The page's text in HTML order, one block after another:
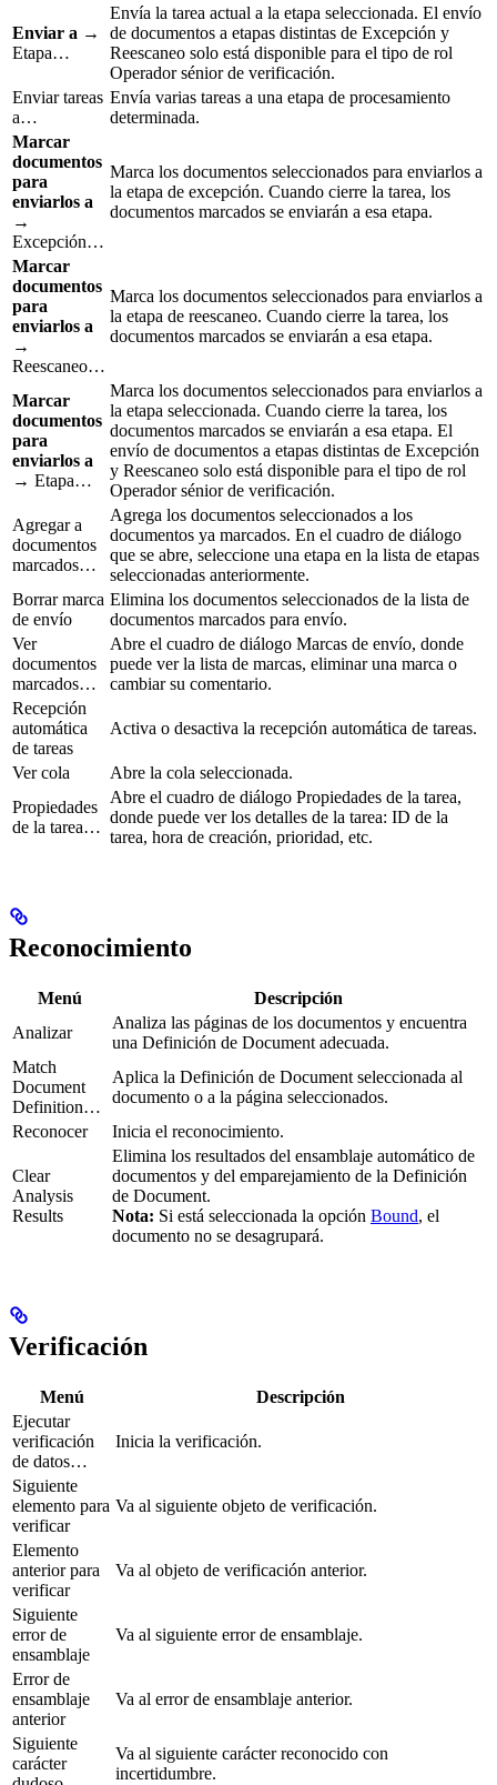
Enviar a →
Etapa…
Envía la tarea actual a la etapa seleccionada. El envío
de documentos a etapas distintas de Excepción y
Reescaneo solo está disponible para el tipo de rol
Operador sénior de verificación.
Enviar tareas
a…
Envía varias tareas a una etapa de procesamiento
determinada.
Marcar
documentos
para
enviarlos a
→
Excepción…
Marca los documentos seleccionados para enviarlos a
la etapa de excepción. Cuando cierre la tarea, los
documentos marcados se enviarán a esa etapa.
Marcar
documentos
para
enviarlos a
→
Reescaneo…
Marca los documentos seleccionados para enviarlos a
la etapa de reescaneo. Cuando cierre la tarea, los
documentos marcados se enviarán a esa etapa.
Marcar
documentos
para
enviarlos a
→ Etapa…
Marca los documentos seleccionados para enviarlos a
la etapa seleccionada. Cuando cierre la tarea, los
documentos marcados se enviarán a esa etapa. El
envío de documentos a etapas distintas de Excepción
y Reescaneo solo está disponible para el tipo de rol
Operador sénior de verificación.
Agregar a
documentos
marcados…
Agrega los documentos seleccionados a los
documentos ya marcados. En el cuadro de diálogo
que se abre, seleccione una etapa en la lista de etapas
seleccionadas anteriormente.
Borrar marca
de envío
Elimina los documentos seleccionados de la lista de
documentos marcados para envío.
Ver
documentos
marcados…
Abre el cuadro de diálogo Marcas de envío, donde
puede ver la lista de marcas, eliminar una marca o
cambiar su comentario.
Recepción
automática
de tareas
Activa o desactiva la recepción automática de tareas.
Ver cola
Abre la cola seleccionada.
Propiedades
de la tarea…
Abre el cuadro de diálogo Propiedades de la tarea,
donde puede ver los detalles de la tarea: ID de la
tarea, hora de creación, prioridad, etc.
Reconocimiento
Menú
Descripción
Analizar
Analiza las páginas de los documentos y encuentra
una Definición de Document adecuada.
Match
Document
Definition…
Aplica la Definición de Document seleccionada al
documento o a la página seleccionados.
Reconocer
Inicia el reconocimiento.
Clear
Analysis
Results
Elimina los resultados del ensamblaje automático de
documentos y del emparejamiento de la Definición
de Document.
Nota: Si está seleccionada la opción Bound, el
documento no se desagrupará.
Verificación
Menú
Descripción
Ejecutar
verificación
de datos…
Inicia la verificación.
Siguiente
elemento para
verificar
Va al siguiente objeto de verificación.
Elemento
anterior para
verificar
Va al objeto de verificación anterior.
Siguiente
error de
ensamblaje
Va al siguiente error de ensamblaje.
Error de
ensamblaje
anterior
Va al error de ensamblaje anterior.
Siguiente
carácter
Va al siguiente carácter reconocido con
incertidumbre.